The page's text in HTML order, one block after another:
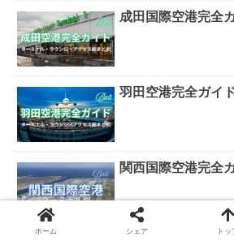
成田国際空港完全
羽田空港完全ガイ
関西国際空港完全
ホーム シェア トッ